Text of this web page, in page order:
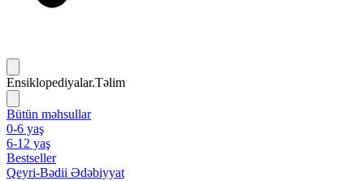
Ensiklopediyalar.Təlim
Bütün məhsullar
0-6 yaş
6-12 yaş
Bestseller
Qeyri-Bədii Ədəbiyyat